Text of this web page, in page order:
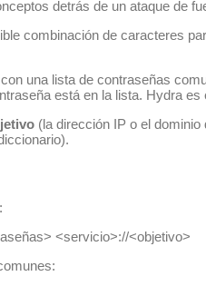
detrás de un ataque de
combinación de caracteres
una lista de contraseñas
está en la lista. Hydra
(la dirección IP o el dominio
<servicio>://<objetivo>